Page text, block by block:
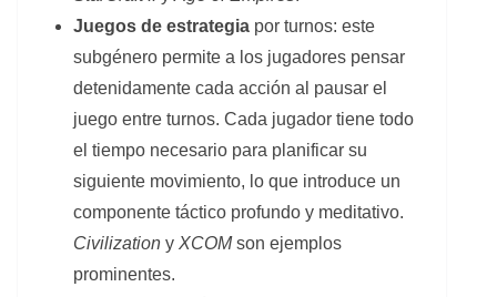
Juegos de estrategia por turnos: este
subgénero permite a los jugadores pensar
detenidamente cada acción al pausar el
juego entre turnos. Cada jugador tiene todo
el tiempo necesario para planificar su
siguiente movimiento, lo que introduce un
componente táctico profundo y meditativo.
Civilization y XCOMson ejemplos
prominentes.